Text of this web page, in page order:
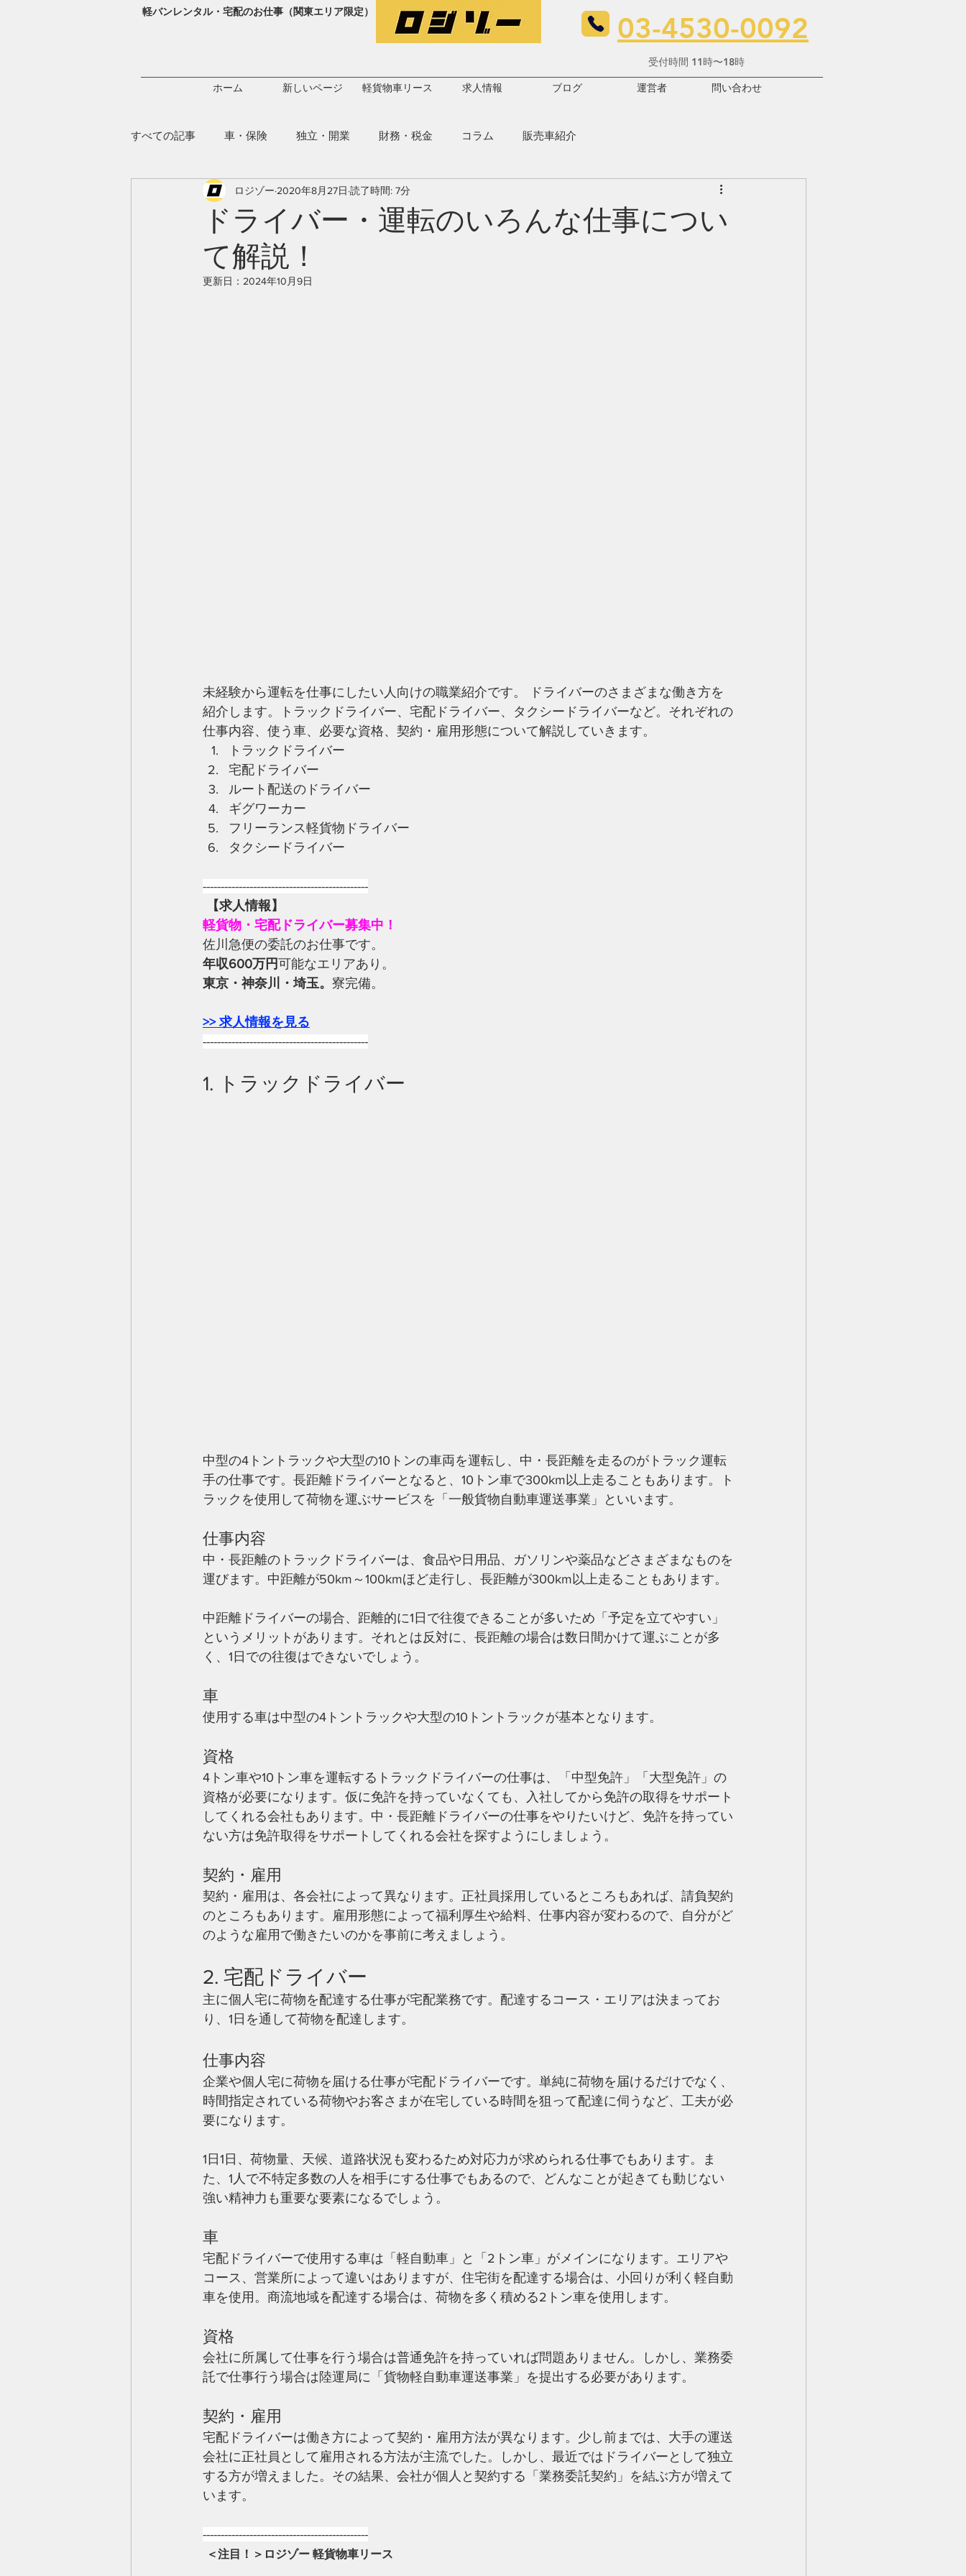
軽バンレンタル・宅配のお仕事（関東エリア限定） 03-4530-0092
受付時間 11時〜18時
ホーム
新しいページ 軽貨物車リース 求人情報 ブログ 運営者 問い合わせ
すべての記事 車・保険 独立・開業 財務・税金 コラム 販売車紹介
ドライバー・運転のいろんな仕事につい
て解説！
ロジゾー 2020年8月27日 読了時間: 7分
更新日： 2024年10月9日
未経験から運転を仕事にしたい人向けの職業紹介です。 ドライバーのさまざまな働き方を
紹介します。トラックドライバー、宅配ドライバー、タクシードライバーなど。それぞれの
仕事内容、使う車、必要な資格、契約・雇用形態について解説していきます。
トラックドライバー
宅配ドライバー
ルート配送のドライバー
ギグワーカー
フリーランス軽貨物ドライバー
タクシードライバー
----------------------------------------------
【求人情報】
軽貨物・宅配ドライバー募集中！
佐川急便の委託のお仕事です。
年収600万円可能なエリアあり。
東京・神奈川・埼玉。 寮完備。
>> 求人情報を見る
----------------------------------------------
1. トラックドライバー
中型の4トントラックや大型の10トンの車両を運転し、中・長距離を走るのがトラック運転
手の仕事です。長距離ドライバーとなると、10トン車で300km以上走ることもあります。ト
ラックを使用して荷物を運ぶサービスを「一般貨物自動車運送事業」といいます。
仕事内容
中・長距離のトラックドライバーは、食品や日用品、ガソリンや薬品などさまざまなものを
運びます。中距離が50km～100kmほど走行し、長距離が300km以上走ることもあります。
中距離ドライバーの場合、距離的に1日で往復できることが多いため「予定を立てやすい」
というメリットがあります。それとは反対に、長距離の場合は数日間かけて運ぶことが多
く、1日での往復はできないでしょう。
車
使用する車は中型の4トントラックや大型の10トントラックが基本となります。
資格
4トン車や10トン車を運転するトラックドライバーの仕事は、「中型免許」「大型免許」の
資格が必要になります。仮に免許を持っていなくても、入社してから免許の取得をサポート
してくれる会社もあります。中・長距離ドライバーの仕事をやりたいけど、免許を持ってい
ない方は免許取得をサポートしてくれる会社を探すようにしましょう。
契約・雇用
契約・雇用は、各会社によって異なります。正社員採用しているところもあれば、請負契約
のところもあります。雇用形態によって福利厚生や給料、仕事内容が変わるので、自分がど
のような雇用で働きたいのかを事前に考えましょう。
2. 宅配ドライバー
主に個人宅に荷物を配達する仕事が宅配業務です。配達するコース・エリアは決まってお
り、1日を通して荷物を配達します。
仕事内容
企業や個人宅に荷物を届ける仕事が宅配ドライバーです。単純に荷物を届けるだけでなく、
時間指定されている荷物やお客さまが在宅している時間を狙って配達に伺うなど、工夫が必
要になります。
1日1日、荷物量、天候、道路状況も変わるため対応力が求められる仕事でもあります。ま
た、1人で不特定多数の人を相手にする仕事でもあるので、どんなことが起きても動じない
強い精神力も重要な要素になるでしょう。
車
宅配ドライバーで使用する車は「軽自動車」と「2トン車」がメインになります。エリアや
コース、営業所によって違いはありますが、住宅街を配達する場合は、小回りが利く軽自動
車を使用。商流地域を配達する場合は、荷物を多く積める2トン車を使用します。
資格
会社に所属して仕事を行う場合は普通免許を持っていれば問題ありません。しかし、業務委
託で仕事行う場合は陸運局に「貨物軽自動車運送事業」を提出する必要があります。
契約・雇用
宅配ドライバーは働き方によって契約・雇用方法が異なります。少し前までは、大手の運送
会社に正社員として雇用される方法が主流でした。しかし、最近ではドライバーとして独立
する方が増えました。その結果、会社が個人と契約する「業務委託契約」を結ぶ方が増えて
います。
----------------------------------------------
＜注目！＞ロジゾー 軽貨物車リース